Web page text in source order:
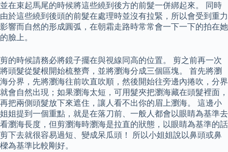
並在束起馬尾的時候將這些繞到後方的前髮一併綁起來。 同時
由於這些繞到後頭的前髮在處理時並沒有拉緊，所以會受到重力
影響而自然的形成圓弧，在朝霜走路時常常會一下一下的拍在她
的臉上。
剪的時候請務必將鏡子擺在與視線同高的位置。 剪之前再一次
將頭髮從髮根開始梳整齊，並將瀏海分成三個區塊。 首先將瀏
海分界，先將瀏海往前吹直吹順，然後開始往旁邊內捲吹，分界
就會自然出現；如果瀏海太短，可用髮夾把瀏海藏在頭髮裡面，
再把兩側頭髮放下來遮住，讓人看不出你的眉上瀏海。 ​​​​這邊小
姐姐提到一個重點，就是在落刀前、一般人都會以眼睛為基準去
看瀏海長度，但剪瀏海時瀏海是拉直的狀態，以眼睛為基準的話
剪下去就很容易過短、變成呆瓜頭！ 所以小姐姐說以鼻頭或鼻
樑為基準比較剛好。